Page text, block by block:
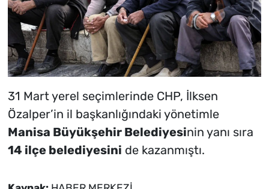
31 Mart yerel seçimlerinde CHP, İlksen
Özalper’in il başkanlığındaki yönetimle
Manisa Büyükşehir Belediyesinin yanı sıra
14 ilçe belediyesini de kazanmıştı.